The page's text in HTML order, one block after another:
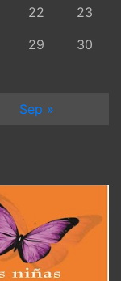
22
23
29
30
Sep »